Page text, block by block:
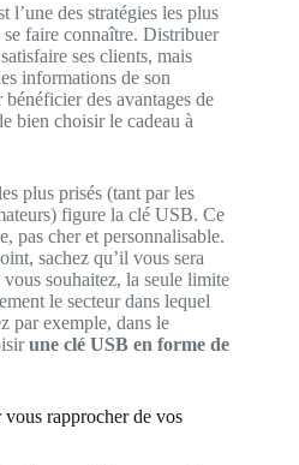
l’une des stratégies les plus
faire connaître. Distribuer
ses clients, mais
informations de son
des avantages de
bien choisir le cadeau à
plus prisés (tant par les
figure la clé USB. Ce
pas cher et personnalisable.
sachez qu’il vous sera
souhaitez, la seule limite
le secteur dans lequel
par exemple, dans le
une clé USB en forme de
vous rapprocher de vos